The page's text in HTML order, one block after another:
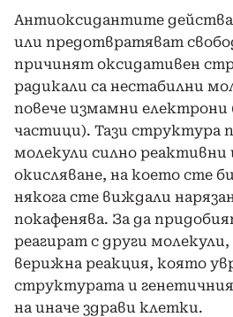
Антиоксидантите
или предотвратяват
причинят оксидативен
радикали са нестабилни
повече измамни
частици). Тази структура
молекули силно реактивни
окисляване, на което сте
някога сте виждали
покафенява. За да
реагират с други
верижна реакция, която
структурата и
на иначе здрави клетки.